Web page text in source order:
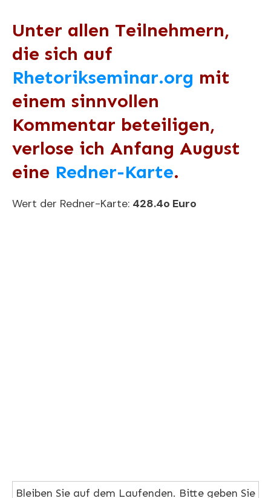
Unter allen Teilnehmern,
die sich auf
Rhetorikseminar.org mit
einem sinnvollen
Kommentar beteiligen,
verlose ich Anfang August
eine Redner-Karte.
Wert der Redner-Karte: 428.4o Euro
Bleiben Sie auf dem Laufenden. Bitte geben Sie